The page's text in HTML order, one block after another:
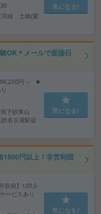
線 土橋(愛
気になる!
OK＊メールで面接日
円～ ■
下鉄東山
名古屋駅徒
気になる!
円以上！非営利団
収例】120,0
ービスあり
気になる!